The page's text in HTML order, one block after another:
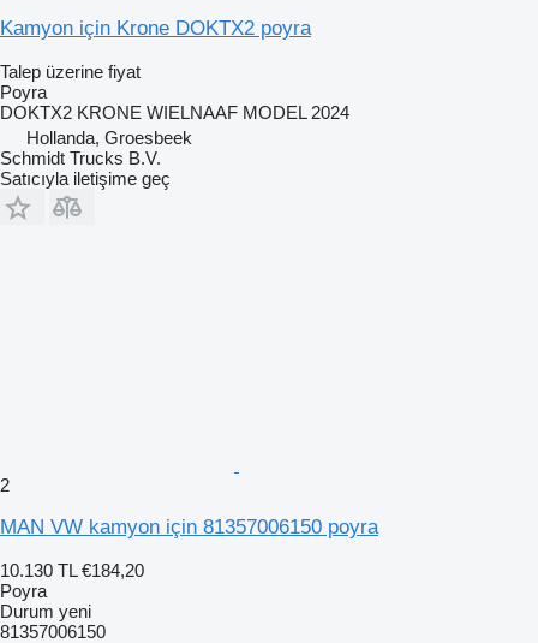
Kamyon için Krone DOKTX2 poyra
Talep üzerine fiyat
Poyra
DOKTX2 KRONE WIELNAAF MODEL 2024
Hollanda, Groesbeek
Schmidt Trucks B.V.
Satıcıyla iletişime geç
2
MAN VW kamyon için 81357006150 poyra
10.130 TL €184,20
Poyra
Durum yeni
81357006150